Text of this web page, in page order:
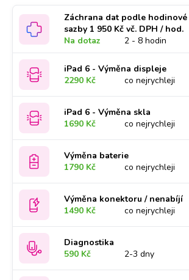
Záchrana dat podle hodinové
sazby 1 950 Kč vč. DPH / hod.
Na dotaz
2 - 8 hodin
iPad 6 - Výměna displeje
2290 Kč
co nejrychleji
iPad 6 - Výměna skla
1690 Kč
co nejrychleji
Výměna baterie
1790 Kč
co nejrychleji
Výměna konektoru / nenabíjí
1490 Kč
co nejrychleji
Diagnostika
590 Kč
2-3 dny